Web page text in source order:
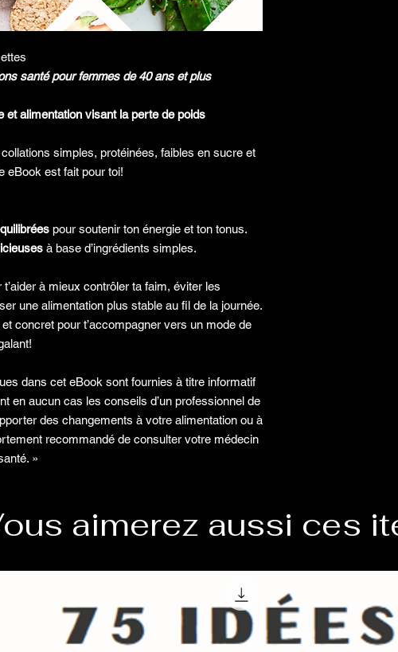
santé pour femmes de 40 ans et plus
et alimentation visant la perte de poids
simples, protéinées, faibles en sucre et
eBook est fait pour toi!
pour soutenir ton énergie et ton tonus.
à base d’ingrédients simples.
à mieux contrôler ta faim, éviter les
une alimentation plus stable au fil de la journée.
concret pour t’accompagner vers un mode de
dans cet eBook sont fournies à titre informatif
en aucun cas les conseils d’un professionnel de
des changements à votre alimentation ou à
recommandé de consulter votre médecin
»
aimerez aussi ces